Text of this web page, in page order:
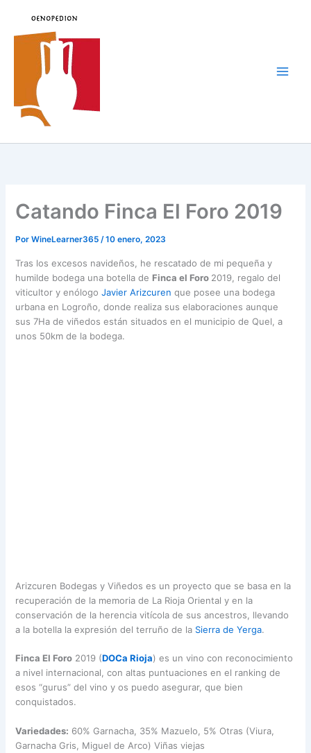
contenido
Catando Finca El Foro 2019
PorWineLearner365/10 enero, 2023
Tras los excesos navideños, he rescatado de mi pequeña y
humilde bodega una botella de Finca el Foro 2019, regalo del
viticultor y enólogoJavier Arizcuren que posee una bodega
urbana en Logroño, donde realiza sus elaboraciones aunque
sus 7Ha de viñedos están situados en el municipio de Quel, a
unos 50km de la bodega.
Arizcuren Bodegas y Viñedos es un proyecto que se basa en la
recuperación de la memoria de La Rioja Oriental y en la
conservación de la herencia vitícola de sus ancestros, llevando
a la botella la expresión del terruño de la Sierra de Yerga.
Finca El Foro2019 (DOCa Rioja) es un vino con reconocimiento
a nivel internacional, con altas puntuaciones en el ranking de
esos “gurus” del vino y os puedo asegurar, que bien
conquistados.
Variedades: 60% Garnacha, 35% Mazuelo, 5% Otras (Viura,
Garnacha Gris, Miguel de Arco) Viñas viejas